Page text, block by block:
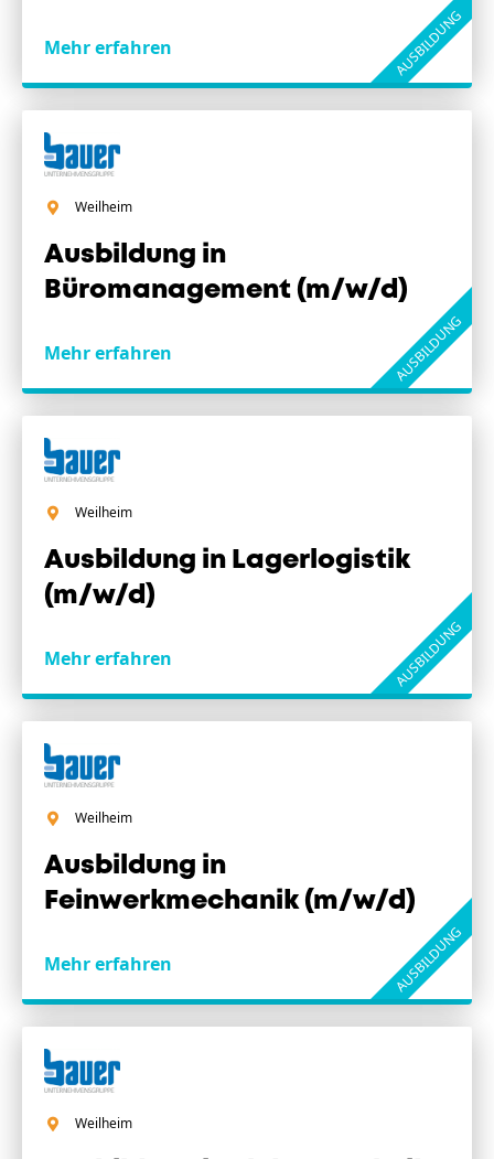
Mehr erfahren AUSBILDUNG
Weilheim
Ausbildung in
Büromanagement (m/w/d)
Mehr erfahren AUSBILDUNG
Weilheim
Ausbildung in Lagerlogistik
(m/w/d)
Mehr erfahren AUSBILDUNG
Weilheim
Ausbildung in
Feinwerkmechanik (m/w/d)
Mehr erfahren AUSBILDUNG
Weilheim